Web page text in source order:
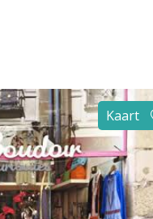
Kaart